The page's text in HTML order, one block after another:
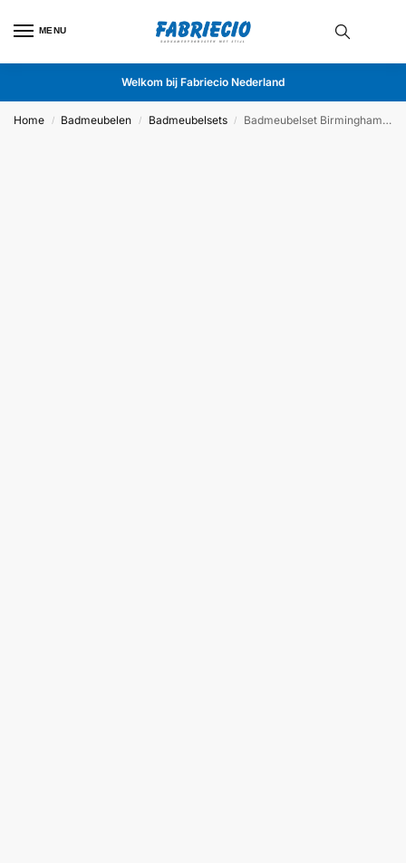
MENU
Welkom bij Fabriecio Nederland
Home / Badmeubelen / Badmeubelsets / Badmeubelset Birmingham 80cm Steen